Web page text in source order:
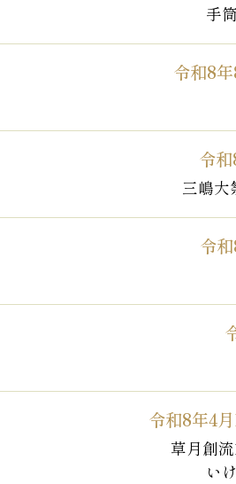
手
令和8
令
三嶋大
令
令和8年4
草月創
い